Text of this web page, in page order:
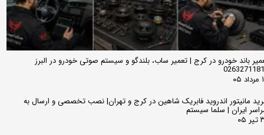
باند خودرو در کرج | تعمیر ساب، بلندگو و سیستم صوتی خودرو در البرز
مانیتور اندروید فابریک شاهین در کرج و تهران| نصب تخصصی و ارسال به
ایران | سلما سیستم